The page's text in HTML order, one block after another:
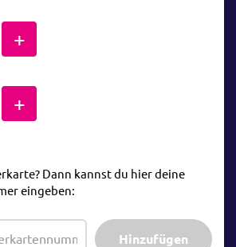
Dann kannst du hier deine
eingeben:
Hinzufügen